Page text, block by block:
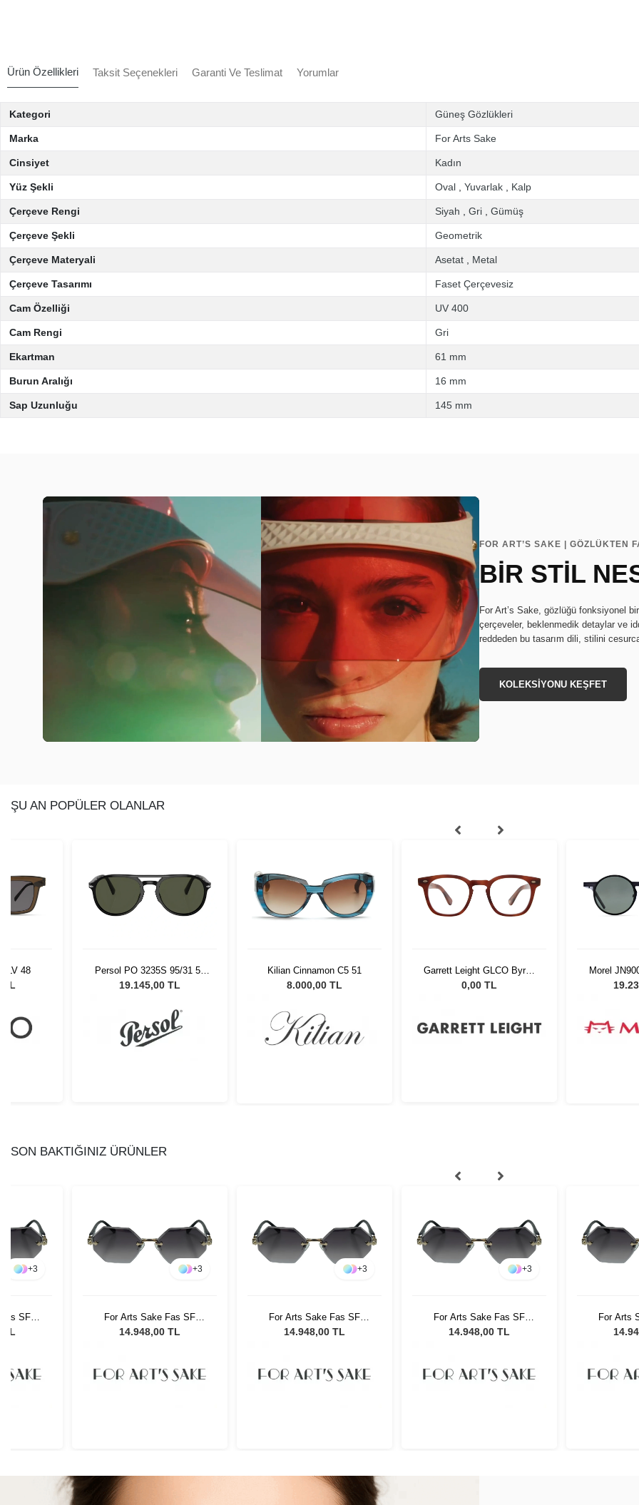
Ürün Özellikleri Taksit Seçenekleri Garanti Ve Teslimat Yorumlar
Kategori Güneş Gözlükleri
Marka For Arts Sake
Cinsiyet Kadın
Yüz Şekli Oval Yuvarlak Kalp
Çerçeve Rengi Siyah Gri Gümüş
Çerçeve Şekli Geometrik
Çerçeve Materyali Asetat Metal
Çerçeve Tasarımı Faset Çerçevesiz
Cam Özelliği UV 400
Cam Rengi Gri
Ekartman 61 mm
Burun Aralığı 16 mm
Sap Uzunluğu 145 mm
FOR ART’S SAKE | GÖZLÜKTEN
BİR STİL
For Art’s Sake, gözlüğü fonksiyonel
çerçeveler, beklenmedik detaylar ve
reddeden bu tasarım dili, stilini
KOLEKSİYONU KEŞFET
ŞU AN POPÜLER OLANLAR
48
TL
Persol PO 3235S 95/31 55
Unisex Güneş Gözlüğü
19.145,00 TL
Kilian Cinnamon C5 51
8.000,00 TL
Garrett Leight GLCO Byrne
46 Vintage Burnt Tortoise
0,00 TL
Morel
SON BAKTIĞINIZ ÜRÜNLER
+3
SF
TL
+3
For Arts Sake Fas SF
035SL Kadın Güneş
14.948,00 TL
+3
For Arts Sake Fas SF
035SL Kadın Güneş
14.948,00 TL
+3
For Arts Sake Fas SF
035SL Kadın Güneş
14.948,00 TL
For Arts
035SL